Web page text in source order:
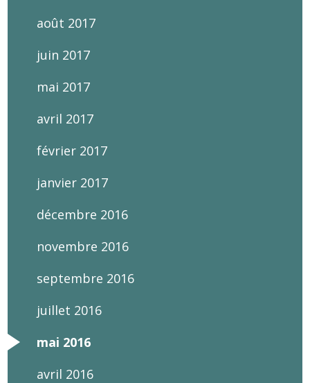
août 2017
juin 2017
mai 2017
avril 2017
février 2017
janvier 2017
décembre 2016
novembre 2016
septembre 2016
juillet 2016
mai 2016
avril 2016